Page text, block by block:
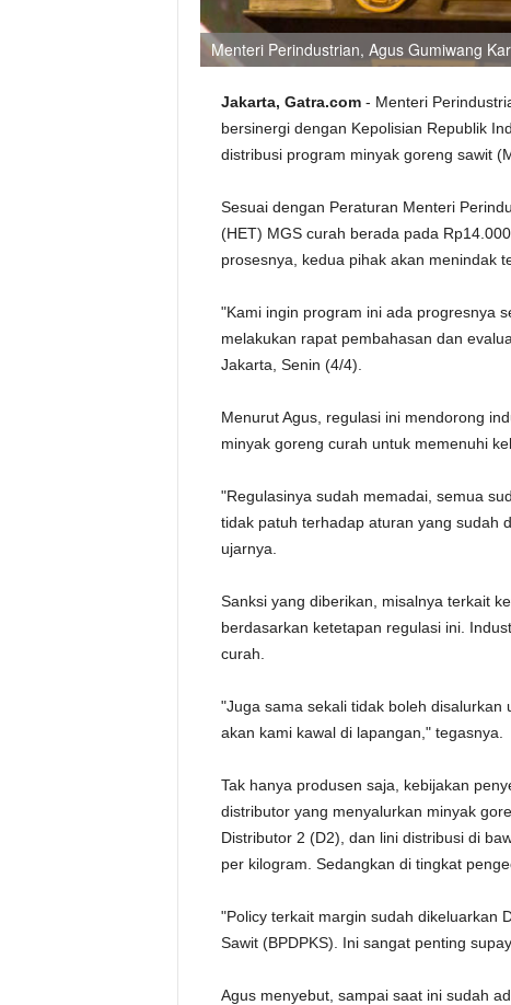
Menteri Perindustrian, Agus Gumiwang
Jakarta, Gatra.com- Menteri
bersinergi dengan Kepolisian Republik
distribusi program minyak goreng sawit
Sesuai dengan Peraturan Menteri
(HET) MGS curah berada pada
prosesnya, kedua pihak akan menindak
"Kami ingin program ini ada progresnya
melakukan rapat pembahasan dan
Jakarta, Senin (4/4).
Menurut Agus, regulasi ini mendorong
minyak goreng curah untuk memenuhi
"Regulasinya sudah memadai, semua
tidak patuh terhadap aturan yang sudah
ujarnya.
Sanksi yang diberikan, misalnya terkait
berdasarkan ketetapan regulasi ini.
curah.
"Juga sama sekali tidak boleh
akan kami kawal di lapangan," tegasnya.
Tak hanya produsen saja, kebijakan
distributor yang menyalurkan minyak
Distributor 2 (D2), dan lini distribusi di
per kilogram. Sedangkan di tingkat
"Policy terkait margin sudah dikeluarkan
Sawit (BPDPKS). Ini sangat penting
Agus menyebut, sampai saat ini sudah